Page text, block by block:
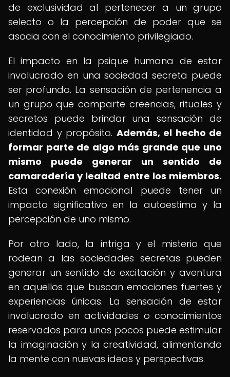
de exclusividad al pertenecer a un grupo
selecto o la percepción de poder que se
asocia con el conocimiento privilegiado.
El impacto en la psique humana de estar
involucrado en una sociedad secreta puede
ser profundo. La sensación de pertenencia a
un grupo que comparte creencias, rituales y
secretos puede brindar una sensación de
identidad y propósito. Además, el hecho de
formar parte de algo más grande que uno
mismo puede generar un sentido de
camaradería y lealtad entre los miembros.
Esta conexión emocional puede tener un
impacto significativo en la autoestima y la
percepción de uno mismo.
Por otro lado, la intriga y el misterio que
rodean a las sociedades secretas pueden
generar un sentido de excitación y aventura
en aquellos que buscan emociones fuertes y
experiencias únicas. La sensación de estar
involucrado en actividades o conocimientos
reservados para unos pocos puede estimular
la imaginación y la creatividad, alimentando
la mente con nuevas ideas y perspectivas.